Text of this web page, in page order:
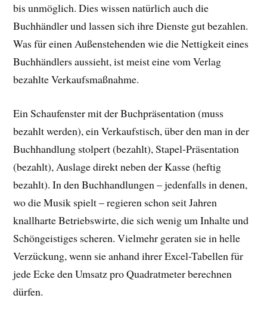
bis unmöglich. Dies wissen natürlich auch die
Buchhändler und lassen sich ihre Dienste gut bezahlen.
Was für einen Außenstehenden wie die Nettigkeit eines
Buchhändlers aussieht, ist meist eine vom Verlag
bezahlte Verkaufsmaßnahme.
Ein Schaufenster mit der Buchpräsentation (muss
bezahlt werden), ein Verkaufstisch, über den man in der
Buchhandlung stolpert (bezahlt), Stapel-Präsentation
(bezahlt), Auslage direkt neben der Kasse (heftig
bezahlt). In den Buchhandlungen – jedenfalls in denen,
wo die Musik spielt – regieren schon seit Jahren
knallharte Betriebswirte, die sich wenig um Inhalte und
Schöngeistiges scheren. Vielmehr geraten sie in helle
Verzückung, wenn sie anhand ihrer Excel-Tabellen für
jede Ecke den Umsatz pro Quadratmeter berechnen
dürfen.